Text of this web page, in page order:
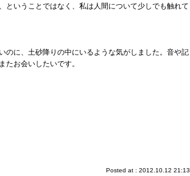
ということではなく、私は人間について少しでも触れて
のに、土砂降りの中にいるような気がしました。音や記
たお会いしたいです。
Posted at : 2012.10.12 21:13